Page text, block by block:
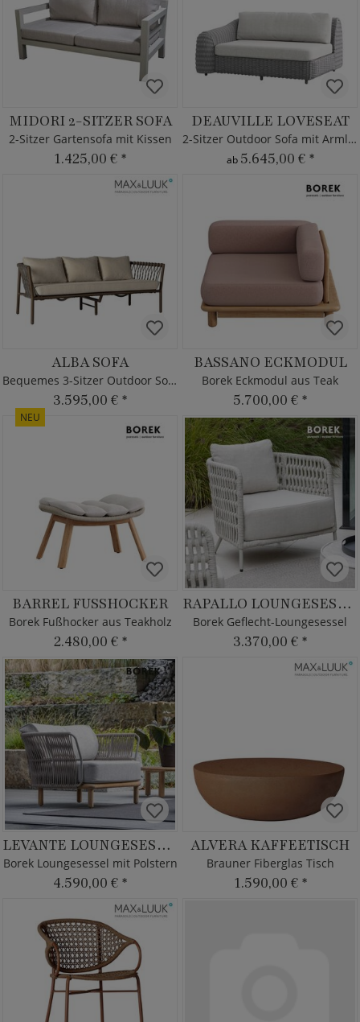
MIDORI 2-SITZER SOFA
2-Sitzer Gartensofa mit Kissen
1.425,00 € *
DEAUVILLE LOVESEAT
2-Sitzer Outdoor Sofa mit Armlehne
ab 5.645,00 € *
ALBA SOFA
Bequemes 3-Sitzer Outdoor Sofa
3.595,00 € *
BASSANO ECKMODUL
Borek Eckmodul aus Teak
5.700,00 € *
NEU
BARREL FUSSHOCKER
Borek Fußhocker aus Teakholz
2.480,00 € *
RAPALLO LOUNGESESSEL
Borek Geflecht-Loungesessel
3.370,00 € *
LEVANTE LOUNGESESSEL
Borek Loungesessel mit Polstern
4.590,00 € *
ALVERA KAFFEETISCH
Brauner Fiberglas Tisch
1.590,00 € *